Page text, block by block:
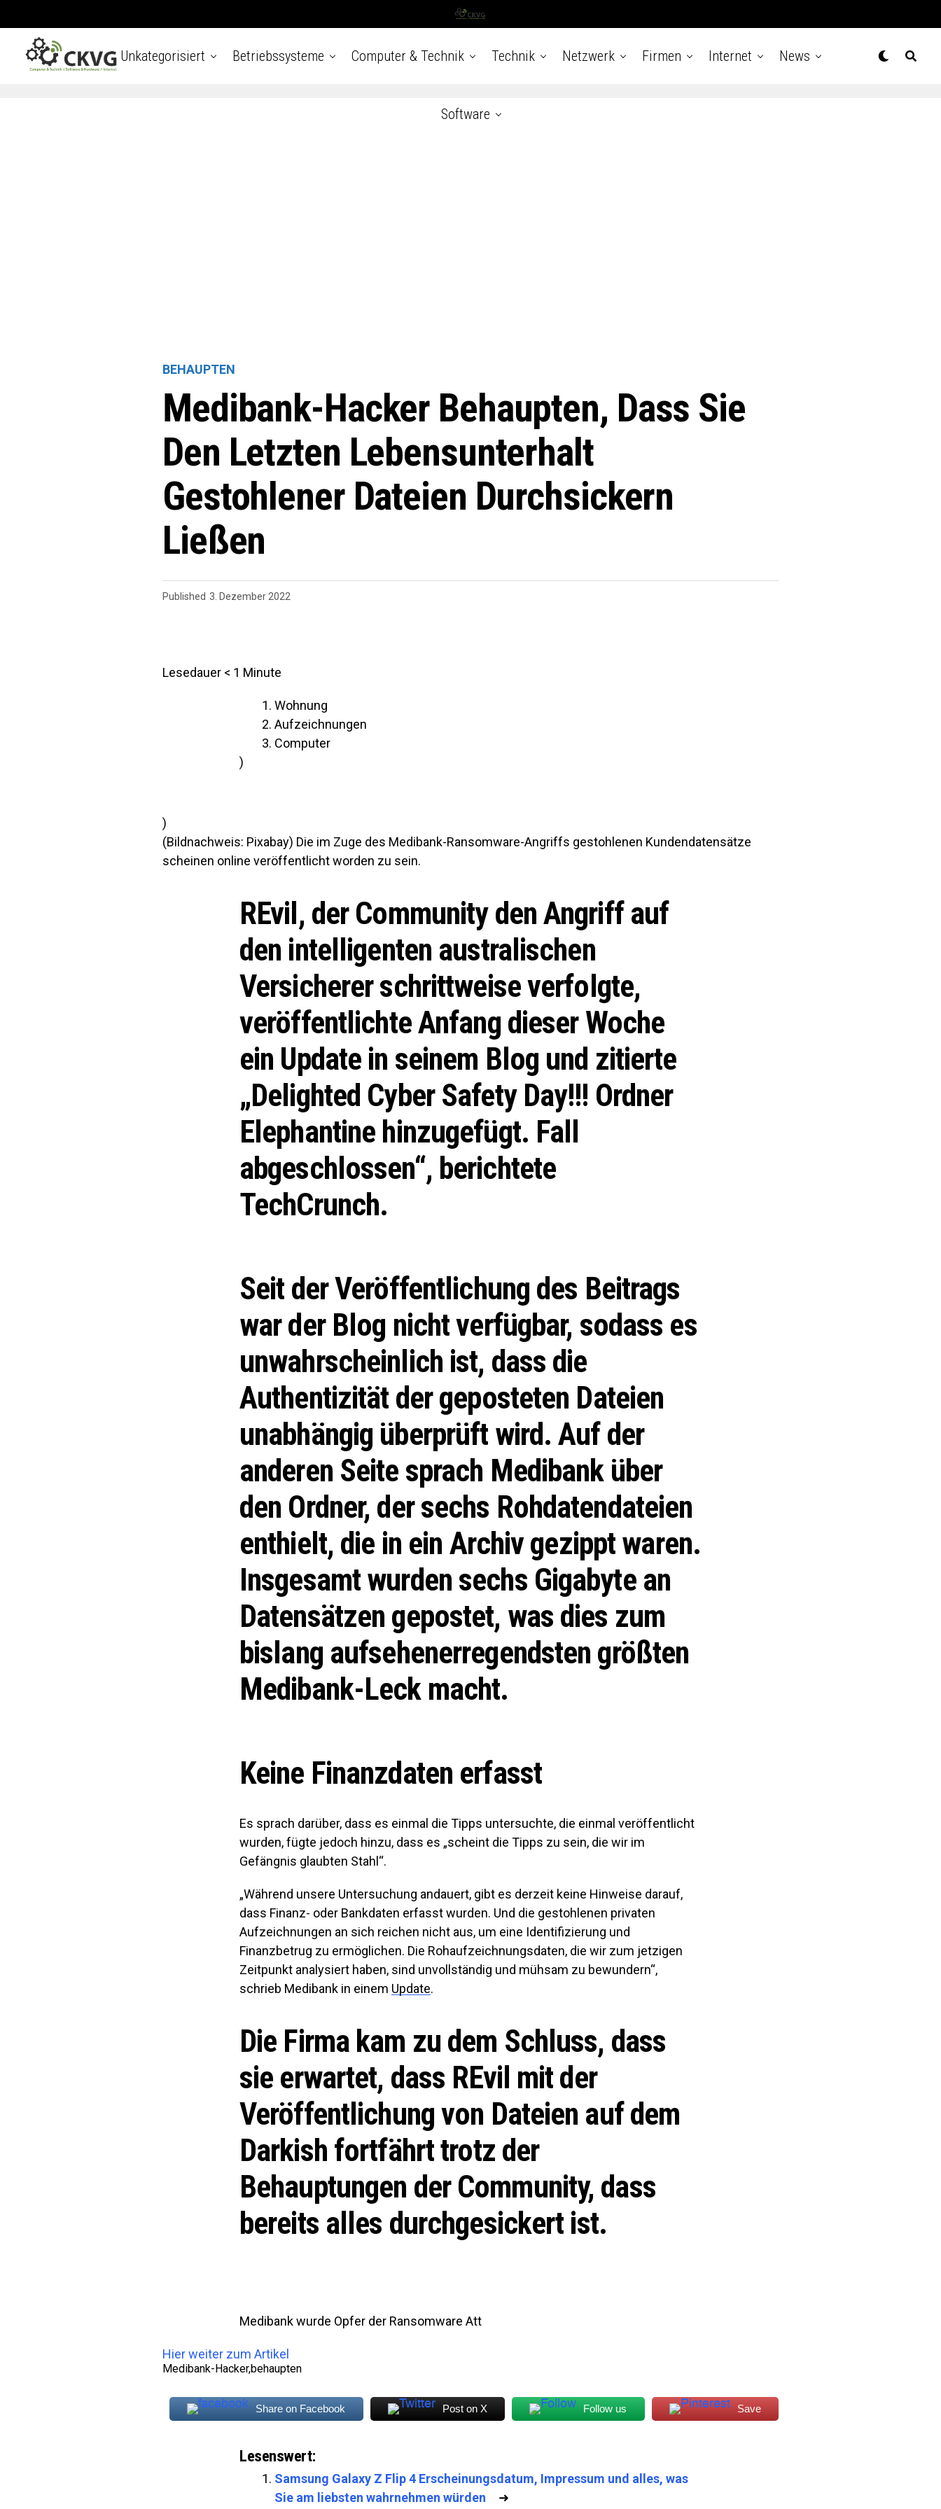
Unkategorisiert Betriebssysteme Computer & Technik Technik Netzwerk Firmen Internet News
Software
BEHAUPTEN
Medibank-Hacker Behaupten, Dass Sie
Den Letzten Lebensunterhalt
Gestohlener Dateien Durchsickern
Ließen
Published 3. Dezember 2022
Lesedauer < 1 Minute
Wohnung
Aufzeichnungen
Computer
)
)
(Bildnachweis: Pixabay) Die im Zuge des Medibank-Ransomware-Angriffs gestohlenen Kundendatensätze
scheinen online veröffentlicht worden zu sein.
REvil, der Community den Angriff auf
den intelligenten australischen
Versicherer schrittweise verfolgte,
veröffentlichte Anfang dieser Woche
ein Update in seinem Blog und zitierte
„Delighted Cyber ​​Safety Day!!! Ordner
Elephantine hinzugefügt. Fall
abgeschlossen“, berichtete
TechCrunch.
Seit der Veröffentlichung des Beitrags
war der Blog nicht verfügbar, sodass es
unwahrscheinlich ist, dass die
Authentizität der geposteten Dateien
unabhängig überprüft wird. Auf der
anderen Seite sprach Medibank über
den Ordner, der sechs Rohdatendateien
enthielt, die in ein Archiv gezippt waren.
Insgesamt wurden sechs Gigabyte an
Datensätzen gepostet, was dies zum
bislang aufsehenerregendsten größten
Medibank-Leck macht.
Keine Finanzdaten erfasst
Es sprach darüber, dass es einmal die Tipps untersuchte, die einmal veröffentlicht
wurden, fügte jedoch hinzu, dass es „scheint die Tipps zu sein, die wir im
Gefängnis glaubten Stahl“.
„Während unsere Untersuchung andauert, gibt es derzeit keine Hinweise darauf,
dass Finanz- oder Bankdaten erfasst wurden. Und die gestohlenen privaten
Aufzeichnungen an sich reichen nicht aus, um eine Identifizierung und
Finanzbetrug zu ermöglichen. Die Rohaufzeichnungsdaten, die wir zum jetzigen
Zeitpunkt analysiert haben, sind unvollständig und mühsam zu bewundern“,
schrieb Medibank in einem Update.
Die Firma kam zu dem Schluss, dass
sie erwartet, dass REvil mit der
Veröffentlichung von Dateien auf dem
Darkish fortfährt trotz der
Behauptungen der Community, dass
bereits alles durchgesickert ist.
Medibank wurde Opfer der Ransomware Att
Hier weiter zum Artikel
Medibank-Hacker,behaupten
Share on Facebook Post on X Follow us Save
Lesenswert:
Samsung Galaxy Z Flip 4 Erscheinungsdatum, Impressum und alles, was
Sie am liebsten wahrnehmen würden ➜